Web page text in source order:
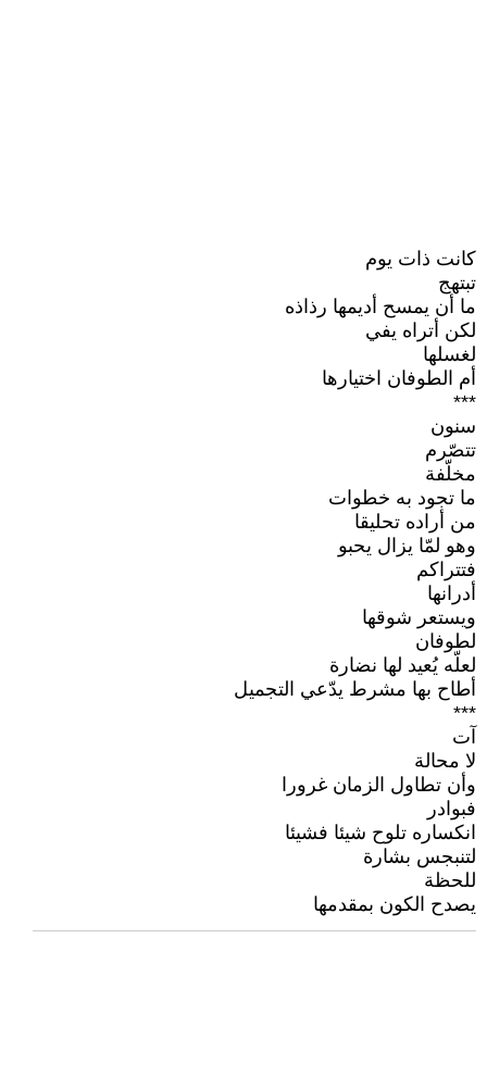
كانت ذات يوم
تبتهج
ما أن يمسح أديمها رذاذه
لكن أتراه يفي
لغسلها
أم الطوفان اختيارها
***
سنون
تتصّرم
مخلّفة
ما تجود به خطوات
من أراده تحليقا
وهو لمّا يزال يحبو
فتتراكم
أدرانها
ويستعر شوقها
لطوفان
لعلّه يُعيد لها نضارة
أطاح بها مشرط يدّعي التجميل
***
آت
لا محالة
وأن تطاول الزمان غرورا
فبوادر
انكساره تلوح شيئا فشيئا
لتنبجس بشارة
للحظة
يصدح الكون بمقدمها